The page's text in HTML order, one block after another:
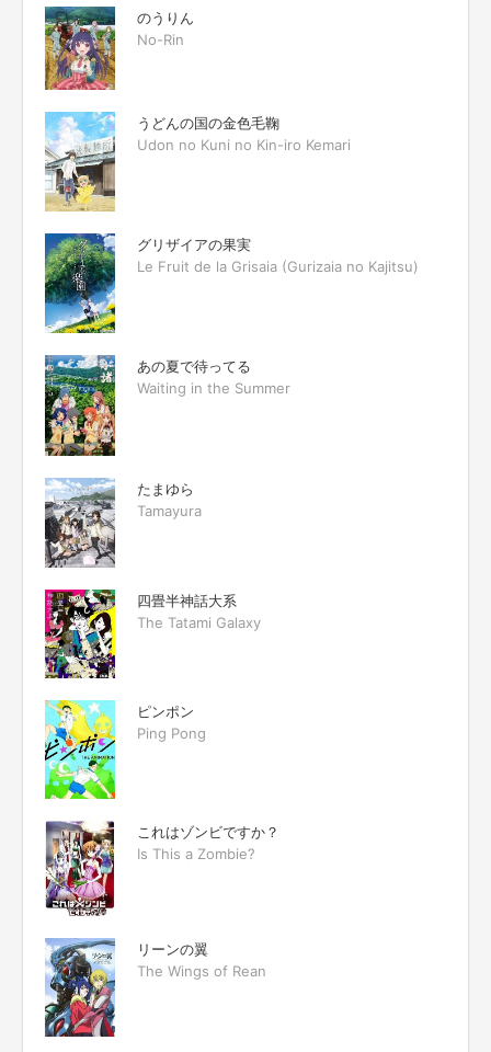
のうりん
No-Rin
うどんの国の金色毛鞠
Udon no Kuni no Kin-iro Kemari
グリザイアの果実
Le Fruit de la Grisaia (Gurizaia no Kajitsu)
あの夏で待ってる
Waiting in the Summer
たまゆら
Tamayura
四畳半神話大系
The Tatami Galaxy
ピンポン
Ping Pong
これはゾンビですか？
Is This a Zombie?
リーンの翼
The Wings of Rean